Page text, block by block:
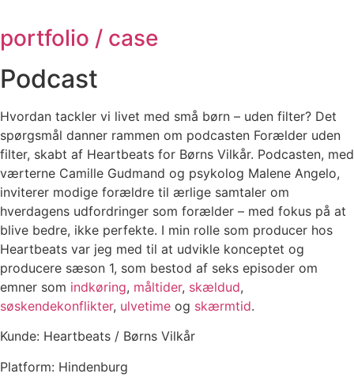
portfolio / case
Podcast
Hvordan tackler vi livet med små børn – uden filter? Det
spørgsmål danner rammen om podcasten Forælder uden
filter, skabt af Heartbeats for Børns Vilkår. Podcasten, med
værterne Camille Gudmand og psykolog Malene Angelo,
inviterer modige forældre til ærlige samtaler om
hverdagens udfordringer som forælder – med fokus på at
blive bedre, ikke perfekte. I min rolle som producer hos
Heartbeats var jeg med til at udvikle konceptet og
producere sæson 1, som bestod af seks episoder om
emner som indkøring, måltider, skældud,
søskendekonflikter, ulvetime og skærmtid.
Kunde: Heartbeats / Børns Vilkår
Platform: Hindenburg